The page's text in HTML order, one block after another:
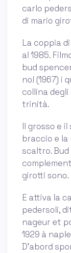
carlo
di mario
La coppia
al 1985.
bud
no! (1967) i
collina degli
trinità.
Il grosso e
braccio e la
scaltro.
girotti sono.
E attiva la
pedersoli,
nageur et
1929 à
D’abord